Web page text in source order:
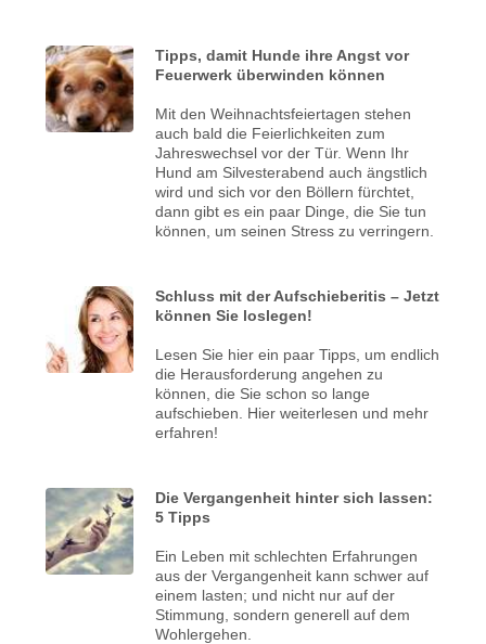
Tipps, damit Hunde ihre Angst vor
Feuerwerk überwinden können
Mit den Weihnachtsfeiertagen stehen
auch bald die Feierlichkeiten zum
Jahreswechsel vor der Tür. Wenn Ihr
Hund am Silvesterabend auch ängstlich
wird und sich vor den Böllern fürchtet,
dann gibt es ein paar Dinge, die Sie tun
können, um seinen Stress zu verringern.
Schluss mit der Aufschieberitis – Jetzt
können Sie loslegen!
Lesen Sie hier ein paar Tipps, um endlich
die Herausforderung angehen zu
können, die Sie schon so lange
aufschieben. Hier weiterlesen und mehr
erfahren!
Die Vergangenheit hinter sich lassen:
5 Tipps
Ein Leben mit schlechten Erfahrungen
aus der Vergangenheit kann schwer auf
einem lasten; und nicht nur auf der
Stimmung, sondern generell auf dem
Wohlergehen.